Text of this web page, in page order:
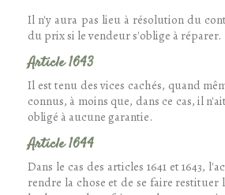
Il n'y aura pas lieu à résolution du
du prix si le vendeur s'oblige à réparer.
Article 1643
Il est tenu des vices cachés, quand
connus, à moins que, dans ce cas, il
obligé à aucune garantie.
Article 1644
Dans le cas des articles 1641 et 1643,
rendre la chose et de se faire